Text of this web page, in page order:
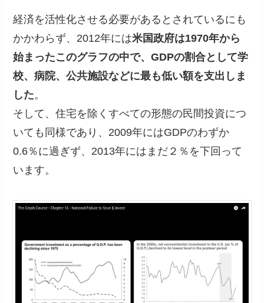
経済を活性化させる必要があるとされているにも
かかわらず、2012年には米国政府は1970年から
始まったこのグラフの中で、GDPの割合として学
校、病院、公共施設などに最も低い額を支出しま
した。
そして、住宅を除くすべての形態の民間投資につ
いても同様であり、2009年にはGDPのわずか
0.6％に過ぎず、2013年にはまだ２％を下回って
います。